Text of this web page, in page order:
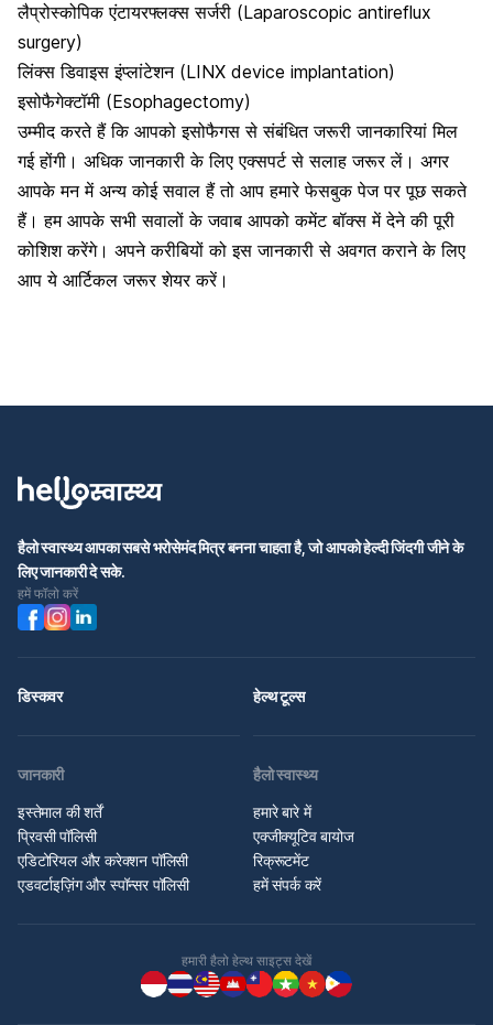
लैप्रोस्कोपिक एंटायरफ्लक्स सर्जरी (Laparoscopic antireflux
surgery)
लिंक्स डिवाइस इंप्लांटेशन (LINX device implantation)
इसोफैगेक्टॉमी (Esophagectomy)
उम्मीद करते हैं कि आपको इसोफैगस से संबंधित जरूरी जानकारियां मिल
गई होंगी। अधिक जानकारी के लिए एक्सपर्ट से सलाह जरूर लें। अगर
आपके मन में अन्य कोई सवाल हैं तो आप हमारे फेसबुक पेज पर पूछ सकते
हैं। हम आपके सभी सवालों के जवाब आपको कमेंट बॉक्स में देने की पूरी
कोशिश करेंगे। अपने करीबियों को इस जानकारी से अवगत कराने के लिए
आप ये आर्टिकल जरूर शेयर करें।
हैलो स्वास्थ्य आपका सबसे भरोसेमंद मित्र बनना चाहता है, जो आपको हेल्दी जिंदगी जीने के
लिए जानकारी दे सके.
हमें फॉलो करें
डिस्कवर हेल्थ टूल्स
जानकारी
इस्तेमाल की शर्तें
प्रिवसी पॉलिसी
एडिटोरियल और करेक्शन पॉलिसी
एडवर्टाइज़िंग और स्पॉन्सर पॉलिसी
हैलो स्वास्थ्य
हमारे बारे में
एक्जीक्यूटिव बायोज
रिक्रूटमेंट
हमें संपर्क करें
हमारी हैलो हेल्थ साइट्स देखें